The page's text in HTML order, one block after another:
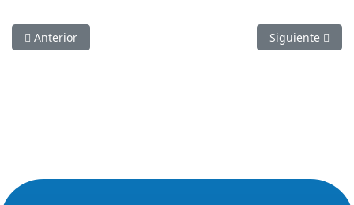
Artículo anterior: II ENCUENTRO CAMPESINO
Anterior Artículo
Siguiente